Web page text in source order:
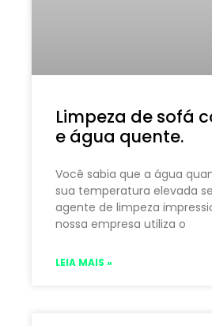
Limpeza de sofá
e água quente.
Você sabia que a água
sua temperatura elevada
agente de limpeza
nossa empresa utiliza o
LEIA MAIS »